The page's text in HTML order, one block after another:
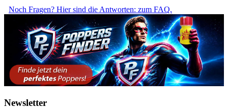
Noch Fragen? Hier sind die Antworten: zum FAQ.
Newsletter